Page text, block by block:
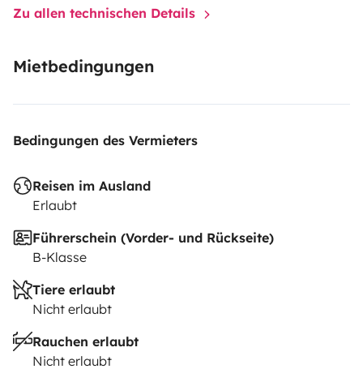
Zu allen technischen Details
Mietbedingungen
Bedingungen des Vermieters
Reisen im Ausland
Erlaubt
Führerschein (Vorder- und Rückseite)
B-Klasse
Tiere erlaubt
Nicht erlaubt
Rauchen erlaubt
Nicht erlaubt